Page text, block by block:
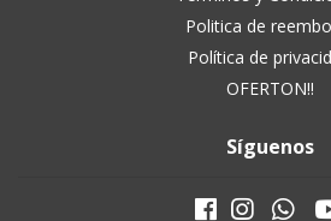
Politica de
Política de
OFERTON!!
Síguenos